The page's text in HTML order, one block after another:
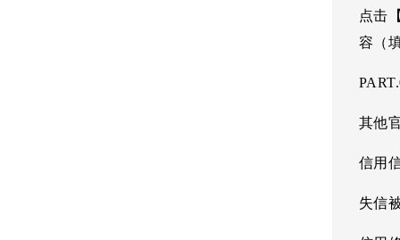
点击
容（
其他
信用
失信